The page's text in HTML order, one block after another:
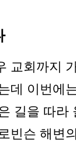
교회까지
데 이번에
길을 따라
빈슨 해변